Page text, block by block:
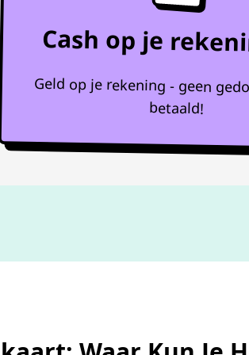
Cash op je
Geld op je rekening - geen
betaald!